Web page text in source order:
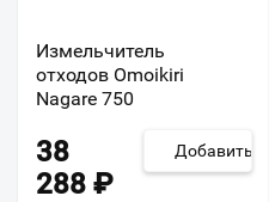
Измельчитель
отходов Omoikiri
Nagare 750
38
288 ₽
Добавить